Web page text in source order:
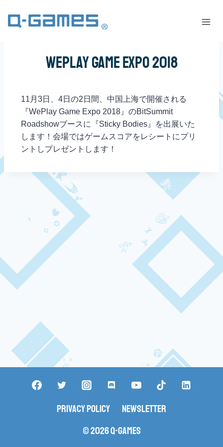
WePlay Game Expo 2018
11月3日、4日の2日間、中国上海で開催される
『WePlay Game Expo 2018』のBitSummit
Roadshowブースに『Sticky Bodies』を出展いた
します！会場ではゲームスコアをレシートにプリ
ントしプレゼントします！
Privacy Policy
Newsletter
© 2026 Q-Games